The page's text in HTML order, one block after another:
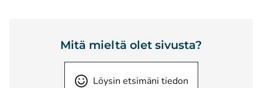
Mitä mieltä olet sivusta?
Löysin etsimäni tiedon